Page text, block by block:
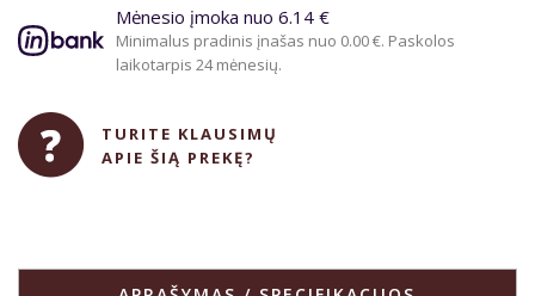
Mėnesio įmoka nuo 6.14 €
Minimalus pradinis įnašas nuo 0.00 €. Paskolos
laikotarpis 24 mėnesių.
TURITE KLAUSIMŲ
APIE ŠIĄ PREKĘ?